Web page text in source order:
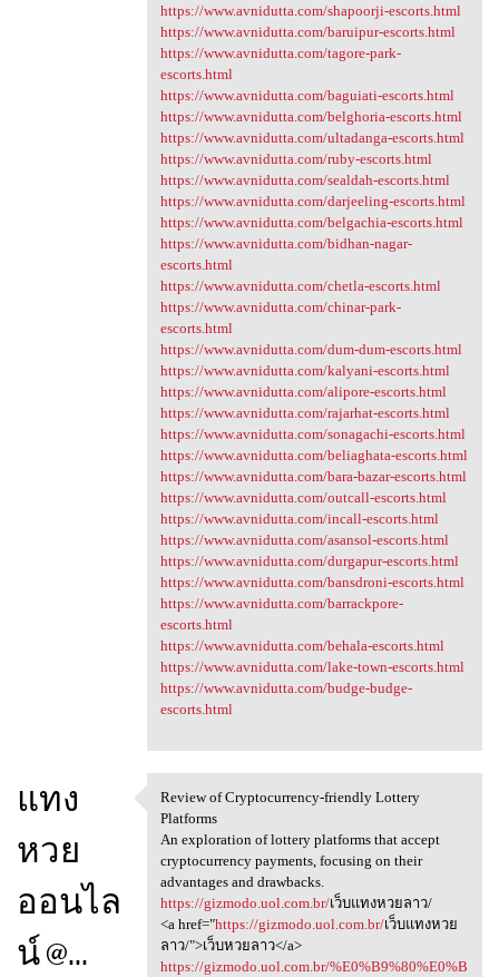
https://www.avnidutta.com/shapoorji-escorts.html
https://www.avnidutta.com/baruipur-escorts.html
https://www.avnidutta.com/tagore-park-
escorts.html
https://www.avnidutta.com/baguiati-escorts.html
https://www.avnidutta.com/belghoria-escorts.html
https://www.avnidutta.com/ultadanga-escorts.html
https://www.avnidutta.com/ruby-escorts.html
https://www.avnidutta.com/sealdah-escorts.html
https://www.avnidutta.com/darjeeling-escorts.html
https://www.avnidutta.com/belgachia-escorts.html
https://www.avnidutta.com/bidhan-nagar-
escorts.html
https://www.avnidutta.com/chetla-escorts.html
https://www.avnidutta.com/chinar-park-
escorts.html
https://www.avnidutta.com/dum-dum-escorts.html
https://www.avnidutta.com/kalyani-escorts.html
https://www.avnidutta.com/alipore-escorts.html
https://www.avnidutta.com/rajarhat-escorts.html
https://www.avnidutta.com/sonagachi-escorts.html
https://www.avnidutta.com/beliaghata-escorts.html
https://www.avnidutta.com/bara-bazar-escorts.html
https://www.avnidutta.com/outcall-escorts.html
https://www.avnidutta.com/incall-escorts.html
https://www.avnidutta.com/asansol-escorts.html
https://www.avnidutta.com/durgapur-escorts.html
https://www.avnidutta.com/bansdroni-escorts.html
https://www.avnidutta.com/barrackpore-
escorts.html
https://www.avnidutta.com/behala-escorts.html
https://www.avnidutta.com/lake-town-escorts.html
https://www.avnidutta.com/budge-budge-
escorts.html
แทง
หวย
ออนไล
น์ @...
Review of Cryptocurrency
Review of Cryptocurrency-friendly Lottery
Platforms
An exploration of lottery platforms that accept
cryptocurrency payments, focusing on their
advantages and drawbacks.
https://gizmodo.uol.com.br/เว็บแทงหวยลาว/
<a href="https://gizmodo.uol.com.br/เว็บแทงหวย
ลาว/">เว็บหวยลาว</a>
https://gizmodo.uol.com.br/%E0%B9%80%E0%B